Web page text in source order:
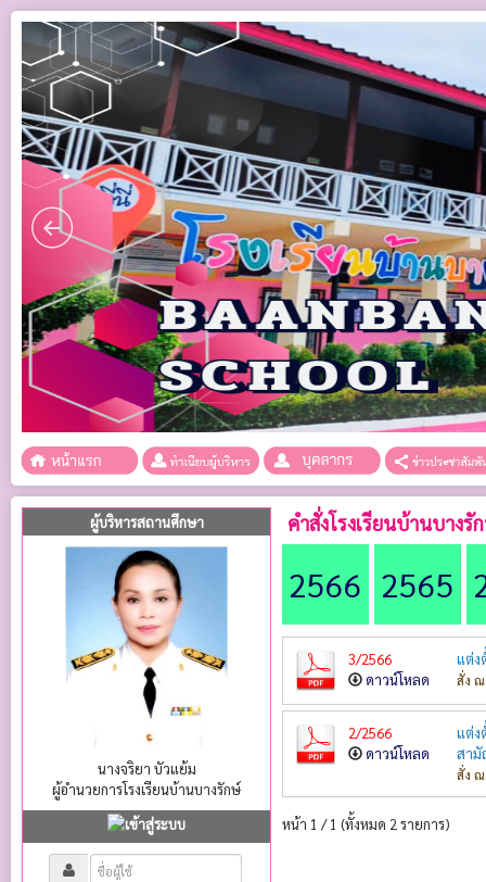
ผู้บริหารสถานศึกษา
นางจริยา บัวแย้ม
ผู้อำนวยการโรงเรียนบ้านบางรักษ์
คำสั่งโรงเรียนบ้านบางรั
2566 2565
3/2566
ดาวน์โหลด
แต่ง
สั่ง
2/2566
ดาวน์โหลด
แต่ง
สามั
สั่ง
หน้า 1 / 1 (ทั้งหมด 2 รายการ)